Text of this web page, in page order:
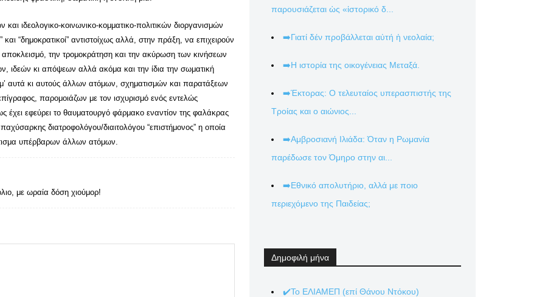
ιδεολογικο-κοινωνικο-κομματικο-πολιτικών διοργανισμών
“δημοκρατικοί” αντιστοίχως αλλά, στην πράξη, να επιχειρούν
την τρομοκράτηση και την ακύρωση των κινήσεων
ιδεών κι απόψεων αλλά ακόμα και την ίδια την σωματική
αυτά κι αυτούς άλλων ατόμων, σχηματισμών και παρατάξεων
παρομοιάζων με τον ισχυρισμό ενός εντελώς
έχει εφεύρει το θαυματουργό φάρμακο εναντίον της φαλάκρας
διατροφολόγου/διαιτολόγου “επιστήμονος” η οποία
υπέρβαρων άλλων ατόμων.
με ωραία δόση χιούμορ!
παρουσιάζεται ὡς «ἱστορικό δ...
➡️Γιατί δέν προβάλλεται αὐτή ἡ νεολαία;
➡️Η ιστορία της οικογένειας Μεταξά.
➡️Έκτορας: Ο τελευταίος υπερασπιστής της
Τροίας και ο αιώνιος...
➡️Αμβροσιανή Ιλιάδα: Όταν η Ρωμανία
παρέδωσε τον Όμηρο στην αι...
➡️Εθνικό απολυτήριο, αλλά με ποιο
περιεχόμενο της Παιδείας;
Δημοφιλή μήνα
✔️Το ΕΛΙΑΜΕΠ (επί Θάνου Ντόκου)